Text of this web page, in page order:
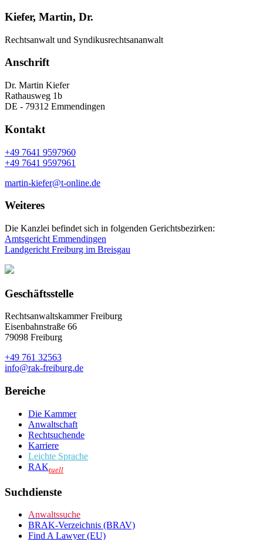
Kiefer, Martin, Dr.
Rechtsanwalt und Syndikusrechtsananwalt
Anschrift
Dr. Martin Kiefer
Rathausweg 1b
DE - 79312 Emmendingen
Kontakt
+49 7641 9597960
+49 7641 9597961
martin-kiefer@t-online.de
Weiteres
Die Kanzlei befindet sich in folgenden Gerichtsbezirken:
Amtsgericht Emmendingen
Landgericht Freiburg im Breisgau
Geschäftsstelle
Rechtsanwaltskammer Freiburg
Eisenbahnstraße 66
79098 Freiburg
+49 761 32563
info@rak-freiburg.de
Bereiche
Die Kammer
Anwaltschaft
Rechtsuchende
Karriere
Leichte Sprache
RAKtuell
Suchdienste
Anwaltssuche
BRAK-Verzeichnis (BRAV)
Find A Lawyer (EU)